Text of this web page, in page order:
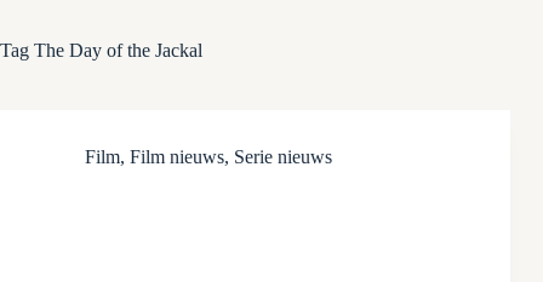
Tag The Day of the Jackal
Film, Film nieuws, Serie nieuws